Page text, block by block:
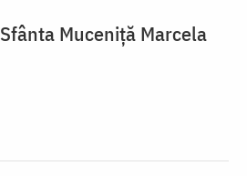
Sfânta Muceniță Marcela